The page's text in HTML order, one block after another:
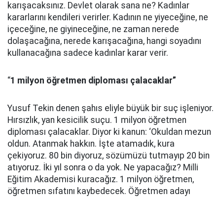
karışacaksınız. Devlet olarak sana ne? Kadınlar
kararlarını kendileri verirler. Kadının ne yiyeceğine, ne
içeceğine, ne giyineceğine, ne zaman nerede
dolaşacağına, nerede karışacağına, hangi soyadını
kullanacağına sadece kadınlar karar verir.
“1 milyon öğretmen diploması çalacaklar”
Yusuf Tekin denen şahıs eliyle büyük bir suç işleniyor.
Hırsızlık, yan kesicilik suçu. 1 milyon öğretmen
diploması çalacaklar. Diyor ki kanun: ‘Okuldan mezun
oldun. Atanmak hakkın. İşte atamadık, kura
çekiyoruz. 80 bin diyoruz, sözümüzü tutmayıp 20 bin
atıyoruz. İki yıl sonra o da yok. Ne yapacağız? Milli
Eğitim Akademisi kuracağız. 1 milyon öğretmen,
öğretmen sıfatını kaybedecek. Öğretmen adayı